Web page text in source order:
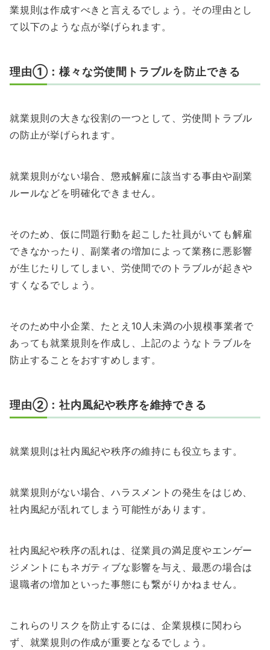
業規則は作成すべきと言えるでしょう。その理由とし
て以下のような点が挙げられます。
理由①：様々な労使間トラブルを防止できる
就業規則の大きな役割の一つとして、労使間トラブル
の防止が挙げられます。
就業規則がない場合、懲戒解雇に該当する事由や副業
ルールなどを明確化できません。
そのため、仮に問題行動を起こした社員がいても解雇
できなかったり、副業者の増加によって業務に悪影響
が生じたりしてしまい、労使間でのトラブルが起きや
すくなるでしょう。
そのため中小企業、たとえ10人未満の小規模事業者で
あっても就業規則を作成し、上記のようなトラブルを
防止することをおすすめします。
理由②：社内風紀や秩序を維持できる
就業規則は社内風紀や秩序の維持にも役立ちます。
就業規則がない場合、ハラスメントの発生をはじめ、
社内風紀が乱れてしまう可能性があります。
社内風紀や秩序の乱れは、従業員の満足度やエンゲー
ジメントにもネガティブな影響を与え、最悪の場合は
退職者の増加といった事態にも繋がりかねません。
これらのリスクを防止するには、企業規模に関わら
ず、就業規則の作成が重要となるでしょう。